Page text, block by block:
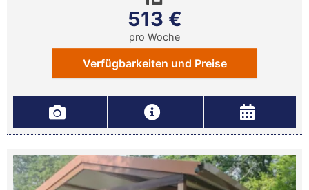
513 €
pro Woche
Verfügbarkeiten und Preise